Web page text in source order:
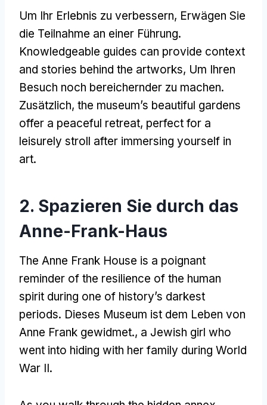
Um Ihr Erlebnis zu verbessern, Erwägen Sie
die Teilnahme an einer Führung.
Knowledgeable guides can provide context
and stories behind the artworks, Um Ihren
Besuch noch bereichernder zu machen.
Zusätzlich, the museum’s beautiful gardens
offer a peaceful retreat, perfect for a
leisurely stroll after immersing yourself in
art.
2. Spazieren Sie durch das
Anne-Frank-Haus
The Anne Frank House is a poignant
reminder of the resilience of the human
spirit during one of history’s darkest
periods. Dieses Museum ist dem Leben von
Anne Frank gewidmet., a Jewish girl who
went into hiding with her family during World
War II.